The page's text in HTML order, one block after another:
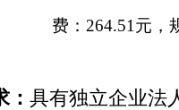
费：264.51元，
：具有独立企业法